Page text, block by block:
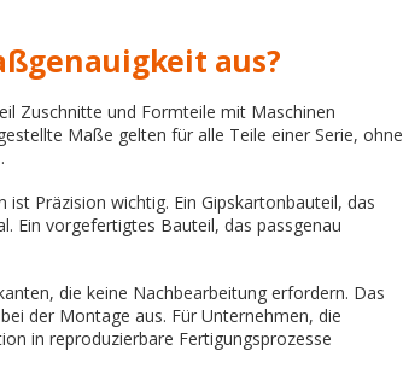
aus?
Zuschnitte und Formteile mit Maschinen
Maße gelten für alle Teile einer Serie, ohne
Präzision wichtig. Ein Gipskartonbauteil, das
Ein vorgefertigtes Bauteil, das passgenau
die keine Nachbearbeitung erfordern. Das
der Montage aus. Für Unternehmen, die
in reproduzierbare Fertigungsprozesse